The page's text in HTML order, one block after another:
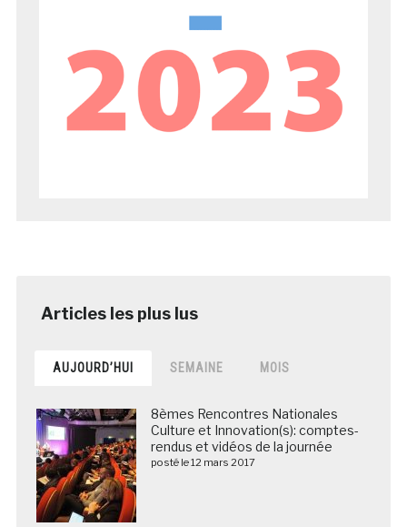
AUJOURD’HUI SEMAINE MOIS
8èmes Rencontres Nationales
Culture et Innovation(s): comptes-
rendus et vidéos de la journée
posté le 12 mars 2017